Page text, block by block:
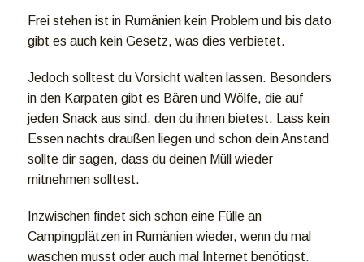
Frei stehen ist in Rumänien kein Problem und bis dato
gibt es auch kein Gesetz, was dies verbietet.
Jedoch solltest du Vorsicht walten lassen. Besonders
in den Karpaten gibt es Bären und Wölfe, die auf
jeden Snack aus sind, den du ihnen bietest. Lass kein
Essen nachts draußen liegen und schon dein Anstand
sollte dir sagen, dass du deinen Müll wieder
mitnehmen solltest.
Inzwischen findet sich schon eine Fülle an
Campingplätzen in Rumänien wieder, wenn du mal
waschen musst oder auch mal
Internet benötigst.